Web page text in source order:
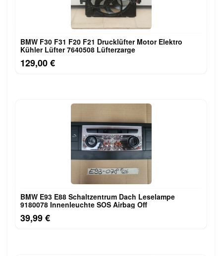
BMW F30 F31 F20 F21 Drucklüfter Motor Elektro
Kühler Lüfter 7640508 Lüfterzarge
129,00 €
BMW E93 E88 Schaltzentrum Dach Leselampe
9180078 Innenleuchte SOS Airbag Off
39,99 €